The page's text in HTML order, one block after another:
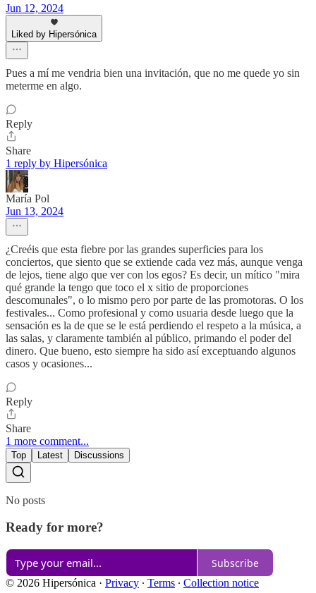
Jun 12, 2024
Liked by Hipersónica
Pues a mí me vendria bien una invitación, que no me quede yo sin
meterme en algo.
Reply
Share
1 reply by Hipersónica
María Pol
Jun 13, 2024
¿Creéis que esta fiebre por las grandes superficies para los
conciertos, que siento que se extiende cada vez más, aunque venga
de lejos, tiene algo que ver con los egos? Es decir, un mítico "mira
qué grande la tengo que toco el x sitio de proporciones
descomunales", o lo mismo pero por parte de las promotoras. O los
festivales... Como profesional y como usuaria desde luego que la
sensación es la de que se le está perdiendo el respeto a la música, a
las salas, y claramente también al público, primando el poder del
dinero. Que bueno, esto siempre ha sido así exceptuando algunos
casos y ocasiones...
Reply
Share
1 more comment...
Top Latest Discussions
No posts
Ready for more?
Subscribe
© 2026 Hipersónica · Privacy ∙ Terms ∙ Collection notice